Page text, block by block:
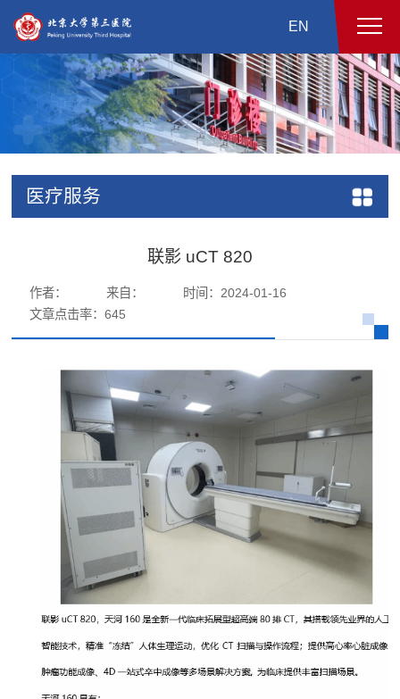
EN
医疗服务
联影 uCT 820
作者： 来自：
时间：2024-01-16
文章点击率：645